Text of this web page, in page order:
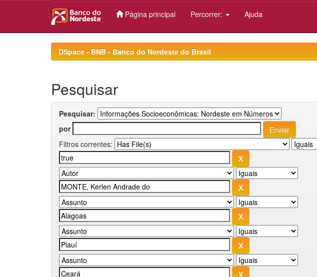
Página principal Percorrer: Ajuda
DSpace - BNB - Banco do Nordeste do Brasil
Pesquisar
Pesquisar:
por
Filtros correntes: